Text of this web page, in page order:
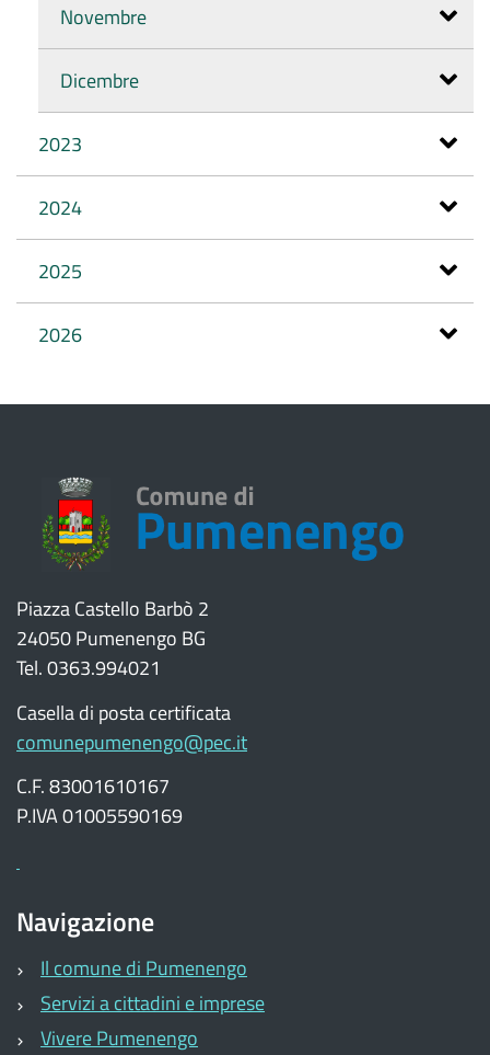
Novembre
Dicembre
2023
2024
2025
2026
Piazza Castello Barbò 2
24050 Pumenengo BG
Tel. 0363.994021
Casella di posta certificata
comunepumenengo@pec.it
C.F. 83001610167
P.IVA 01005590169
Navigazione
Il comune di Pumenengo
Servizi a cittadini e imprese
Vivere Pumenengo